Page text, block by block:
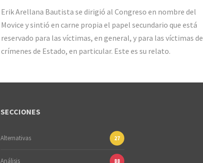
Erik Arellana Bautista se dirigió al Congreso en nombre del
Movice y sintió en carne propia el papel secundario que está
reservado para las víctimas, en general, y para las víctimas de
crímenes de Estado, en particular. Este es su relato.
SECCIONES
Alternativas 27
Análisis 88